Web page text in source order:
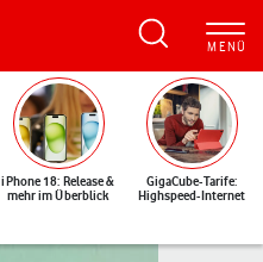
iPhone 18: Release &
mehr im Überblick
GigaCube-Tarife:
Highspeed-Internet